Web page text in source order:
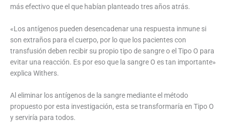
más efectivo que el que habían planteado tres años atrás.
«Los antígenos pueden desencadenar una respuesta inmune si
son extraños para el cuerpo, por lo que los pacientes con
transfusión deben recibir su propio tipo de sangre o el Tipo O para
evitar una reacción. Es por eso que la sangre O es tan importante»
explica Withers.
Al eliminar los antígenos de la sangre mediante el método
propuesto por esta investigación, esta se transformaría en Tipo O
y serviría para todos.